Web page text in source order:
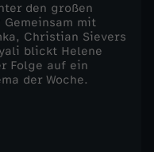
den großen
Gemeinsam mit
Christian Sievers
blickt Helene
Folge auf ein
der Woche.